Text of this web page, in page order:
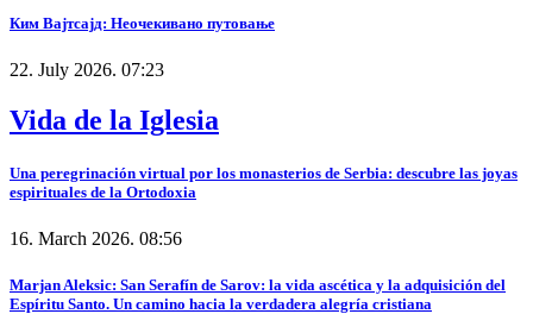
Ким Вајтсајд: Неочекивано путовање
22. July 2026. 07:23
Vida de la Iglesia
Una peregrinación virtual por los monasterios de Serbia: descubre las joyas
espirituales de la Ortodoxia
16. March 2026. 08:56
Marjan Aleksic: San Serafín de Sarov: la vida ascética y la adquisición del
Espíritu Santo. Un camino hacia la verdadera alegría cristiana